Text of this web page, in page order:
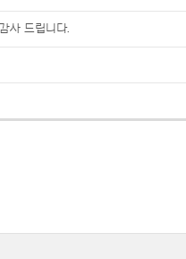
사 드립니다.